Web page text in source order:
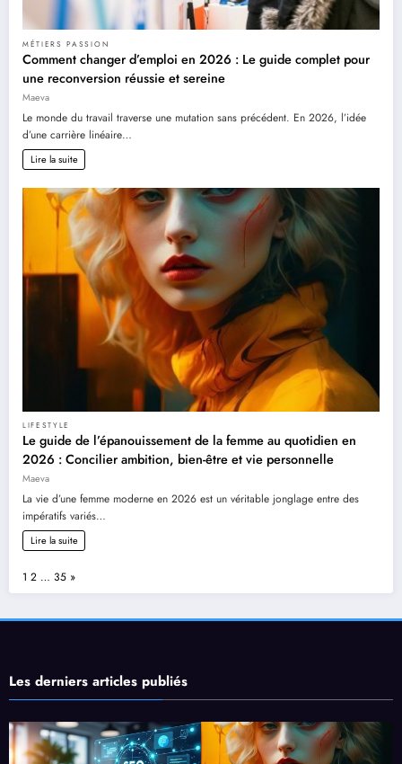
MÉTIERS PASSION
Comment changer d’emploi en 2026 : Le guide complet pour
une reconversion réussie et sereine
Maeva
Le monde du travail traverse une mutation sans précédent. En 2026, l’idée
d’une carrière linéaire…
Lire la suite
LIFESTYLE
Le guide de l’épanouissement de la femme au quotidien en
2026 : Concilier ambition, bien-être et vie personnelle
Maeva
La vie d’une femme moderne en 2026 est un véritable jonglage entre des
impératifs variés…
Lire la suite
Page:
1 2 … 35 Next
»
Les derniers articles publiés